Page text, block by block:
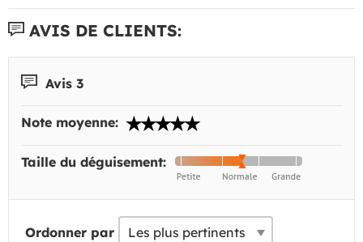
AVIS DE CLIENTS:
Avis 3
Note moyenne:
Taille du déguisement:
Ordonner par